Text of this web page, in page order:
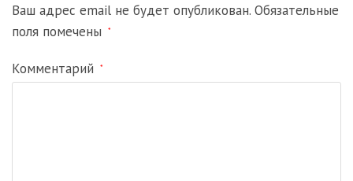
Ваш адрес email не будет опубликован. Обязательные
поля помечены
*
Комментарий *